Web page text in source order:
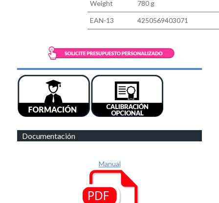
Weight 780 g
EAN-13 4250569403071
Documentación
Manual